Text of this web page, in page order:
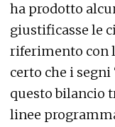
ha prodotto
giustificasse le
riferimento con
certo che i
questo bilancio
linee